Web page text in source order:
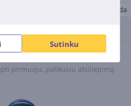
Sutinku
Juoda
pirmuoju, palikusiu atsiliepimą.